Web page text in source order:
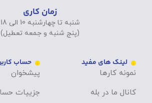
زمان کاری
شنبه تا چهارشنبه 10 الی 18
(پنج شنبه و جمعه تعطیل)
لینک های مفید
نمونه کارها
کانال ما در بله
حساب
پیشخوان
جزییات